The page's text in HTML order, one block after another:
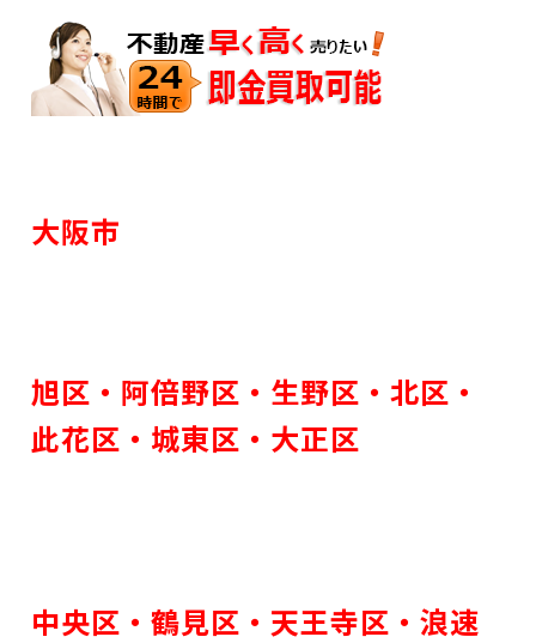
大阪市
旭区・ 阿倍野区・ 生野区・ 北区・
此花区・ 城東区 ・ 大正区
中央区・ 鶴見区・ 天王寺区・ 浪速